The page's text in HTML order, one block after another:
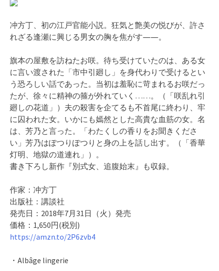
冲方丁、初の江戸官能小説。狂気と艶美の悦びが、許さ
れざる逢瀬に興じる男女の胸を焦がす――。
旗本の屋敷を訪ねたお咲。待ち受けていたのは、ある女
に言い渡された「市中引廻し」を身代わりで受けるとい
う恐ろしい話であった。当初は羞恥に苛まれるお咲だっ
たが、徐々に精神の箍が外れていく……。（「咲乱れ引
廻しの花道」）夫の殺害を企てるも不首尾に終わり、牢
に囚われた女。いかにも嫣然とした高貴な血筋の女。名
は、芳乃と言った。「わたくしの香りをお聞きくださ
い」芳乃はぽつりぽつりと身の上を話し出す。（「香華
灯明、地獄の道連れ」）。
書き下ろし新作『別式女、追腹始末』も収録。
作家：冲方丁
出版社：講談社
発売日：2018年7月31日（火）発売
価格：1,650円(税別)
https://amzn.to/2P6zvb4
・Albâge lingerie